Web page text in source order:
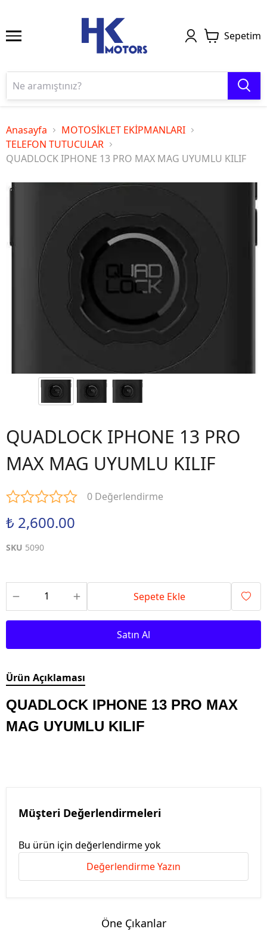
Sepetim
Anasayfa
MOTOSİKLET EKİPMANLARI
TELEFON TUTUCULAR
QUADLOCK IPHONE 13 PRO MAX MAG UYUMLU KILIF
QUADLOCK IPHONE 13 PRO
MAX MAG UYUMLU KILIF
0 Değerlendirme
₺ 2,600.00
SKU 5090
Sepete Ekle
Satın Al
Ürün Açıklaması
QUADLOCK IPHONE 13 PRO MAX
MAG UYUMLU KILIF
Müşteri Değerlendirmeleri
Bu ürün için değerlendirme yok
Değerlendirme Yazın
Öne Çıkanlar